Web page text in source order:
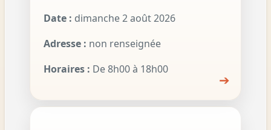
Date : dimanche 2 août 2026
Adresse : non renseignée
Horaires : De 8h00 à 18h00
➔